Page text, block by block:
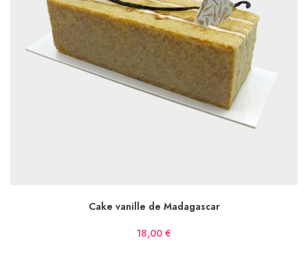
Cake vanille de Madagascar
18,00 €